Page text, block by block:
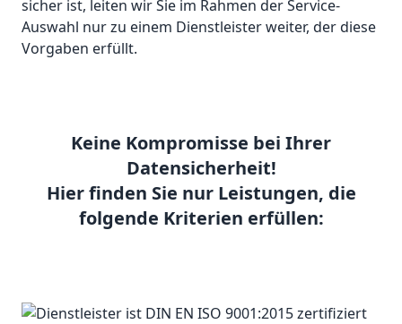
sicher ist, leiten wir Sie im Rahmen der Service-
Auswahl nur zu einem Dienstleister weiter, der diese
Vorgaben erfüllt.
Keine Kompromisse bei Ihrer
Datensicherheit!
Hier finden Sie nur Leistungen, die
folgende Kriterien erfüllen: